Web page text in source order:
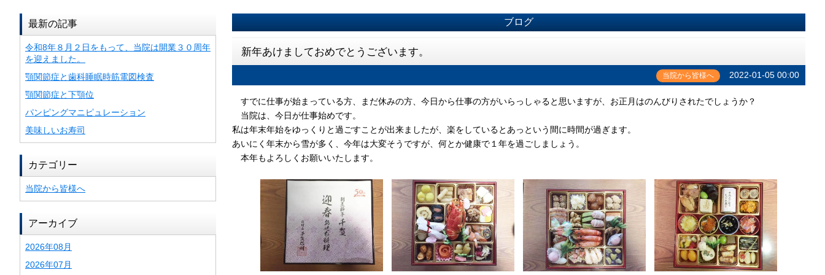
ブログ
新年あけましておめでとうございます。
当院から皆様へ 2022-01-05 00:00
すでに仕事が始まっている方、まだ休みの方、今日から仕事の方がいらっしゃると思いますが、お正月はのんびりされたでしょうか？
当院は、今日が仕事始めです。
私は年末年始をゆっくりと過ごすことが出来ましたが、楽をしているとあっという間に時間が過ぎます。
あいにく年末から雪が多く、今年は大変そうですが、何とか健康で１年を過ごしましょう。
本年もよろしくお願いいたします。
最新の記事
令和8年８月２日をもって、当院は開業３０周年
を迎えました。
顎関節症と歯科睡眠時筋電図検査
顎関節症と下顎位
パンピングマニピュレーション
美味しいお寿司
カテゴリー
当院から皆様へ
アーカイブ
2026年08月
2026年07月